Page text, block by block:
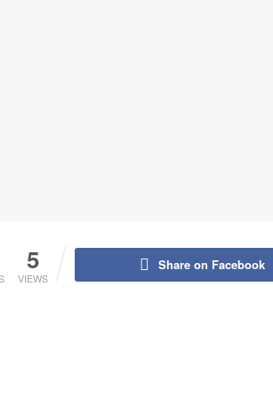
5
VIEWS
Share on Facebook